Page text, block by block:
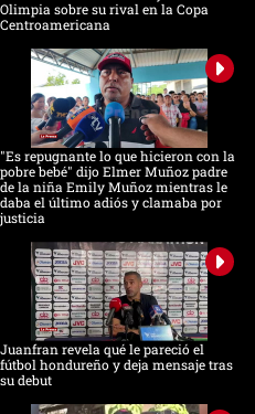
Olimpia sobre su rival en la Copa
Centroamericana
"Es repugnante lo que hicieron con la
pobre bebé" dijo Elmer Muñoz padre
de la niña Emily Muñoz mientras le
daba el último adiós y clamaba por
justicia
Juanfran revela qué le pareció el
fútbol hondureño y deja mensaje tras
su debut